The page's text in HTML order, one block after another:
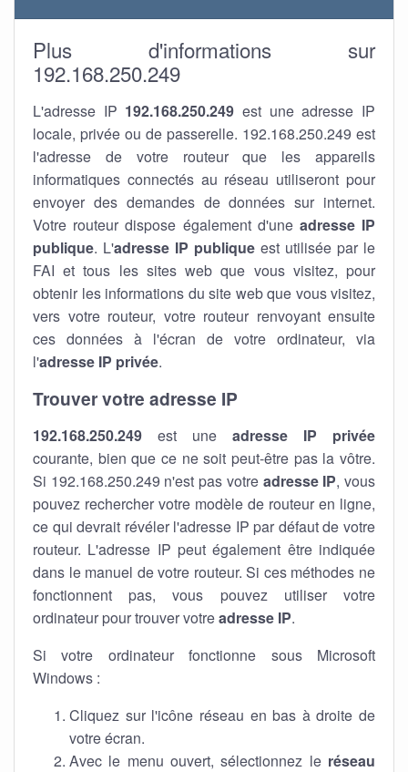
Plus d'informations sur
192.168.250.249
L'adresse IP 192.168.250.249 est une adresse IP
locale, privée ou de passerelle. 192.168.250.249 est
l'adresse de votre routeur que les appareils
informatiques connectés au réseau utiliseront pour
envoyer des demandes de données sur internet.
Votre routeur dispose également d'une adresse IP
publique. L'adresse IP publique est utilisée par le
FAI et tous les sites web que vous visitez, pour
obtenir les informations du site web que vous visitez,
vers votre routeur, votre routeur renvoyant ensuite
ces données à l'écran de votre ordinateur, via
l'adresse IP privée.
Trouver votre adresse IP
192.168.250.249 est une adresse IP privée
courante, bien que ce ne soit peut-être pas la vôtre.
Si 192.168.250.249 n'est pas votre adresse IP, vous
pouvez rechercher votre modèle de routeur en ligne,
ce qui devrait révéler l'adresse IP par défaut de votre
routeur. L'adresse IP peut également être indiquée
dans le manuel de votre routeur. Si ces méthodes ne
fonctionnent pas, vous pouvez utiliser votre
ordinateur pour trouver votreadresse IP.
Si votre ordinateur fonctionne sous Microsoft
Windows :
Cliquez sur l'icône réseau en bas à droite de
votre écran.
Avec le menu ouvert, sélectionnez le réseau